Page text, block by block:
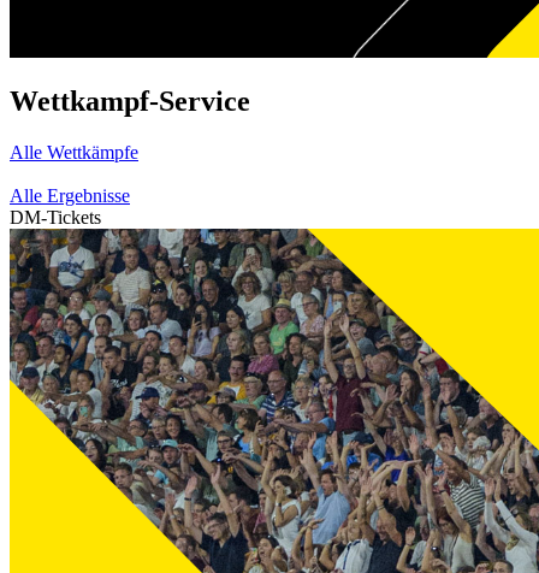
Wettkampf-Service
Alle Wettkämpfe
Alle Ergebnisse
DM-Tickets